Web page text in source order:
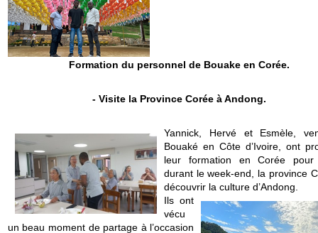
Formation du personnel de Bouake en Corée.
- Visite la Province Corée à Andong.
Yannick, Hervé et Esmèle,
Bouaké en Côte d’Ivoire, ont
leur formation en Corée pour
durant le week-end, la province
découvrir la culture d’Andong.
Ils ont
vécu
un beau moment de partage à l’occasion